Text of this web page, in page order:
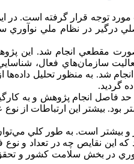
توجه قرار گرفته است. در
درگير در نظام ملي
سازمان‌هاي فعال،
شد. به منظور تحليل داده‌ها
فاصل انجام پژوهش و به
بود. بيشتر اين ارتباطات از
و بيشتر است. به طور كلي
اين نقايص چه در تعداد و نوع